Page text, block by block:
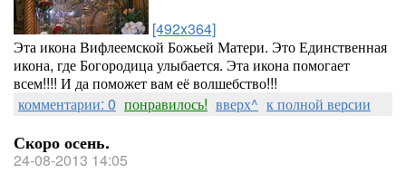
[492x364]
Эта икона Вифлеемской Божьей Матери. Это Единственная
икона, где Богородица улыбается. Эта икона помогает
всем!!!! И да поможет вам её волшебство!!!
комментарии: 0 понравилось! вверх^ к полной версии
Скоро осень.
24-08-2013 14:05